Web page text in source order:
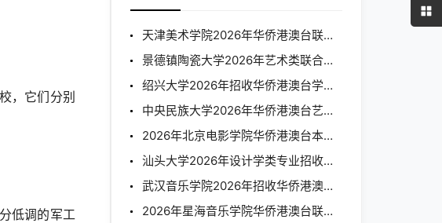
，它们分别
低调的军工
天津美术学院2026年华侨港澳台联招招生简章
景德镇陶瓷大学2026年艺术类联合招收华侨港澳台学生招生简章
绍兴大学2026年招收华侨港澳台学生简章
中央民族大学2026年华侨港澳台艺术类本科招生简章
2026年北京电影学院华侨港澳台本科招生简章
汕头大学2026年设计学类专业招收华侨港澳台学生简章
武汉音乐学院2026年招收华侨港澳台学生简章
2026年星海音乐学院华侨港澳台联招招生简章